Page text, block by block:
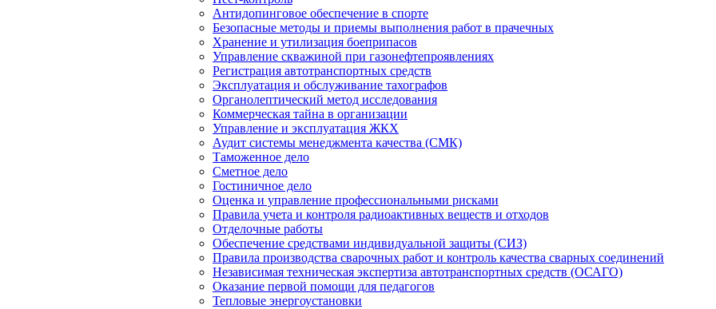
Антидопинговое обеспечение в спорте
Безопасные методы и приемы выполнения работ в прачечных
Хранение и утилизация боеприпасов
Управление скважиной при газонефтепроявлениях
Регистрация автотранспортных средств
Эксплуатация и обслуживание тахографов
Органолептический метод исследования
Коммерческая тайна в организации
Управление и эксплуатация ЖКХ
Аудит системы менеджмента качества (СМК)
Таможенное дело
Сметное дело
Гостиничное дело
Оценка и управление профессиональными рисками
Правила учета и контроля радиоактивных веществ и отходов
Отделочные работы
Обеспечение средствами индивидуальной защиты (СИЗ)
Правила производства сварочных работ и контроль качества сварных соединений
Независимая техническая экспертиза автотранспортных средств (ОСАГО)
Оказание первой помощи для педагогов
Тепловые энергоустановки